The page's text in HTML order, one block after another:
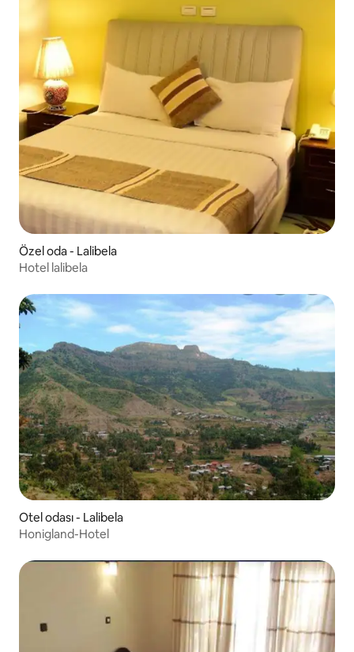
Özel oda - Lalibela
Hotel lalibela
Otel odası - Lalibela
Honigland-Hotel